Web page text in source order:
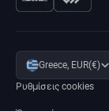
Greece, EUR(€)
Ρυθμίσεις cookies